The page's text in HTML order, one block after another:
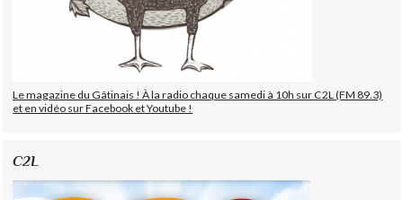
Le magazine du Gâtinais ! À la radio chaque samedi à 10h sur C2L (FM 89.3)
et en vidéo sur Facebook et Youtube !
C2L